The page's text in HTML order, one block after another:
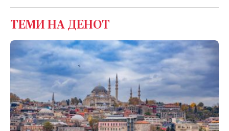
ТЕМИ НА ДЕНОТ